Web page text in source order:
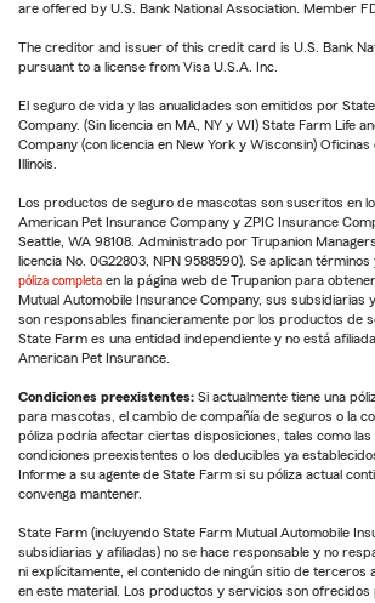
are offered by U.S. Bank National Association. Member
The creditor and issuer of this credit card is U.S. Bank
pursuant to a license from Visa U.S.A. Inc.
El seguro de vida y las anualidades son emitidos por
Company. (Sin licencia en MA, NY y WI) State Farm Life
Company (con licencia en New York y Wisconsin) Oficinas
Illinois.
Los productos de seguro de mascotas son suscritos en
American Pet Insurance Company y ZPIC Insurance
Seattle, WA 98108. Administrado por Trupanion
licencia No. 0G22803, NPN 9588590). Se aplican
póliza completa en la página web de Trupanion para
Mutual Automobile Insurance Company, sus subsidiarias
son responsables financieramente por los productos de
State Farm es una entidad independiente y no está
American Pet Insurance.
Condiciones preexistentes: Si actualmente tiene una
para mascotas, el cambio de compañía de seguros o la
póliza podría afectar ciertas disposiciones, tales como
condiciones preexistentes o los deducibles ya
Informe a su agente de State Farm si su póliza actual
convenga mantener.
State Farm (incluyendo State Farm Mutual Automobile
subsidiarias y afiliadas) no se hace responsable y no
ni explícitamente, el contenido de ningún sitio de terceros
en este material. Los productos y servicios son